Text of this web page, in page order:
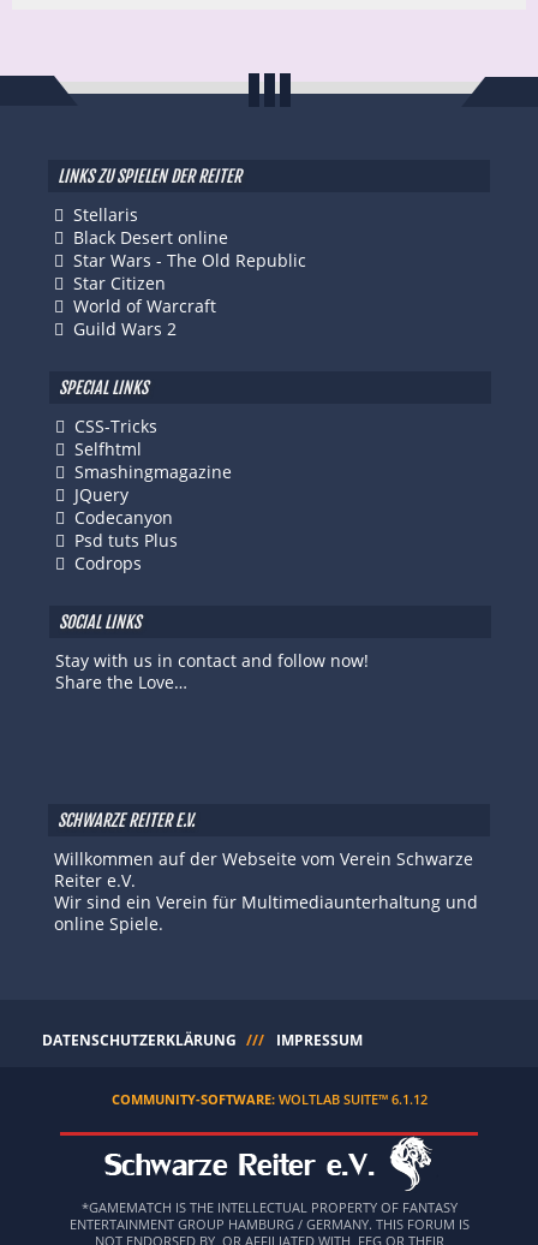
LINKS ZU SPIELEN DER REITER
Stellaris
Black Desert online
Star Wars - The Old Republic
Star Citizen
World of Warcraft
Guild Wars 2
SPECIAL LINKS
CSS-Tricks
Selfhtml
Smashingmagazine
JQuery
Codecanyon
Psd tuts Plus
Codrops
SOCIAL LINKS
Stay with us in contact and follow now!
Share the Love…
SCHWARZE REITER E.V.
Willkommen auf der Webseite vom Verein Schwarze
Reiter e.V.
Wir sind ein Verein für Multimediaunterhaltung und
online Spiele.
DATENSCHUTZERKLÄRUNG IMPRESSUM
COMMUNITY-SOFTWARE: WOLTLAB SUITE™ 6.1.12
*GAMEMATCH IS THE INTELLECTUAL PROPERTY OF FANTASY
ENTERTAINMENT GROUP HAMBURG / GERMANY. THIS FORUM IS
NOT ENDORSED BY, OR AFFILIATED WITH, FEG OR THEIR